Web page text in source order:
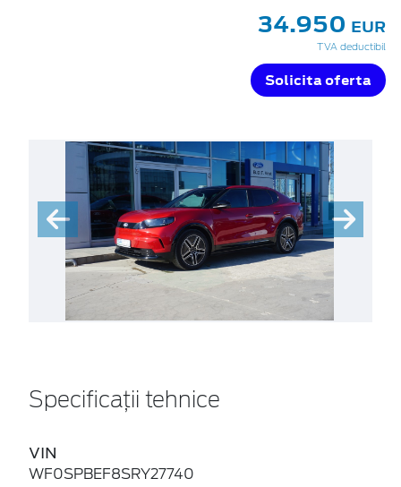
34.950 EUR
TVA deductibil
Solicita oferta
Specificații tehnice
VIN
WF0SPBEF8SRY27740